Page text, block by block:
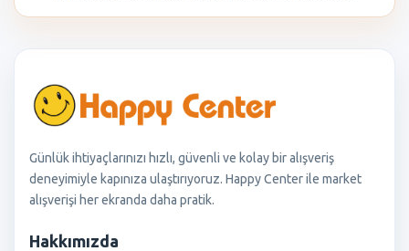
Günlük ihtiyaçlarınızı hızlı, güvenli ve kolay bir alışveriş
deneyimiyle kapınıza ulaştırıyoruz. Happy Center ile market
alışverişi her ekranda daha pratik.
Hakkımızda